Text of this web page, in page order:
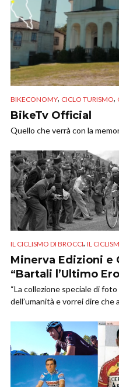
BIKECONOMY, CICLO TURISMO,
BikeTv Official
Quello che verrà con la
IL CICLISMO DI BROCCI, IL
Minerva Edizioni e
“Bartali l’Ultimo
“La collezione speciale di
dell’umanità e vorrei dire che